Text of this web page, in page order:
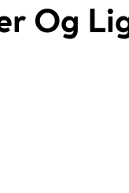
Og